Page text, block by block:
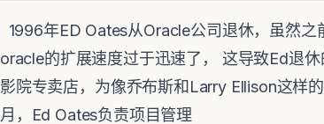
1996年ED Oates从Oracle公司退休，虽然
oracle的扩展速度过于迅速了， 这导致Ed退
影院专卖店，为像乔布斯和Larry Ellison这样
月，Ed Oates负责项目管理